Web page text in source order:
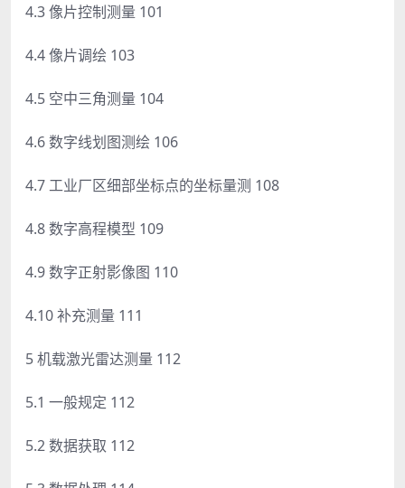
4.3 像片控制测量 101
4.4 像片调绘 103
4.5 空中三角测量 104
4.6 数字线划图测绘 106
4.7 工业厂区细部坐标点的坐标量测 108
4.8 数字高程模型 109
4.9 数字正射影像图 110
4.10 补充测量 111
5 机载激光雷达测量 112
5.1 一般规定 112
5.2 数据获取 112